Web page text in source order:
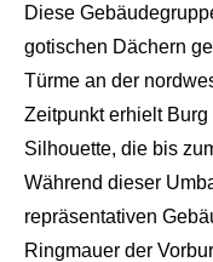
Diese
gotischen Dächern
Türme an der
Zeitpunkt erhielt Burg
Silhouette, die bis
Während dieser Um
repräsentativen
Ringmauer der